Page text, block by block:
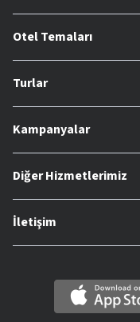
Otel Temaları
Turlar
Kampanyalar
Diğer Hizmetlerimiz
İletişim